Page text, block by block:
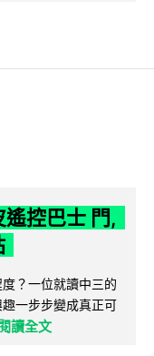
控巴士 門,
？一位就讀中三的
一步步變成真正可
閱讀全文